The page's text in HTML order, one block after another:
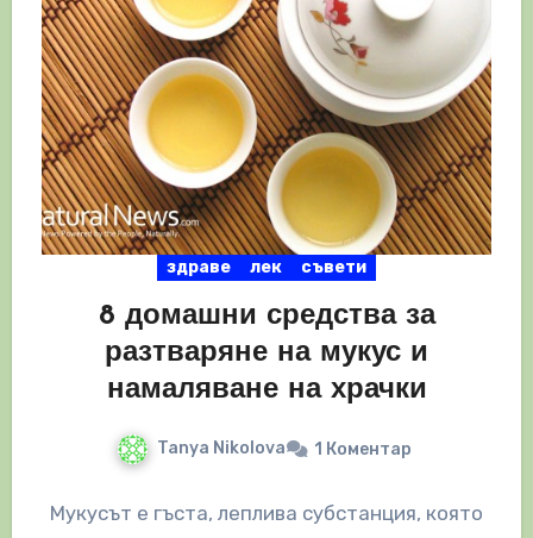
здраве лек съвети
8 домашни средства за
разтваряне на мукус и
намаляване на храчки
Tanya Nikolova 1 Коментар
Мукусът е гъста, леплива субстанция, която